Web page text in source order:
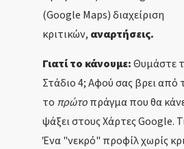
(Google Maps) διαχείριση
κριτικών, αναρτήσεις.
Γιατί το κάνουμε:Θυμάστε
Στάδιο 4; Αφού σας βρει από
το πρώτοπράγμα που θα
ψάξει στους Χάρτες Google.
Ένα "νεκρό" προφίλ χωρίς